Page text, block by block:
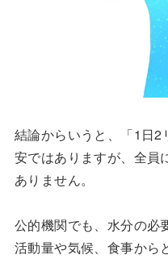
結論からいうと、「1日2
安ではありますが、全員
ありません。
公的機関でも、水分の必
活動量や気候、食事から